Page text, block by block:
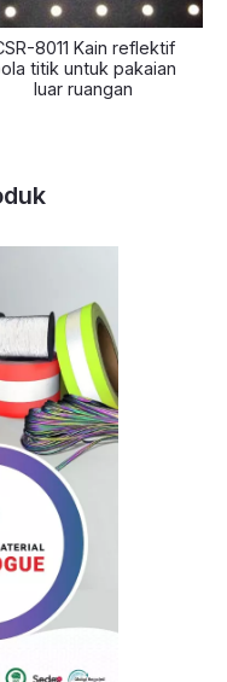
8011 Kain reflektif
titik untuk pakaian
luar ruangan